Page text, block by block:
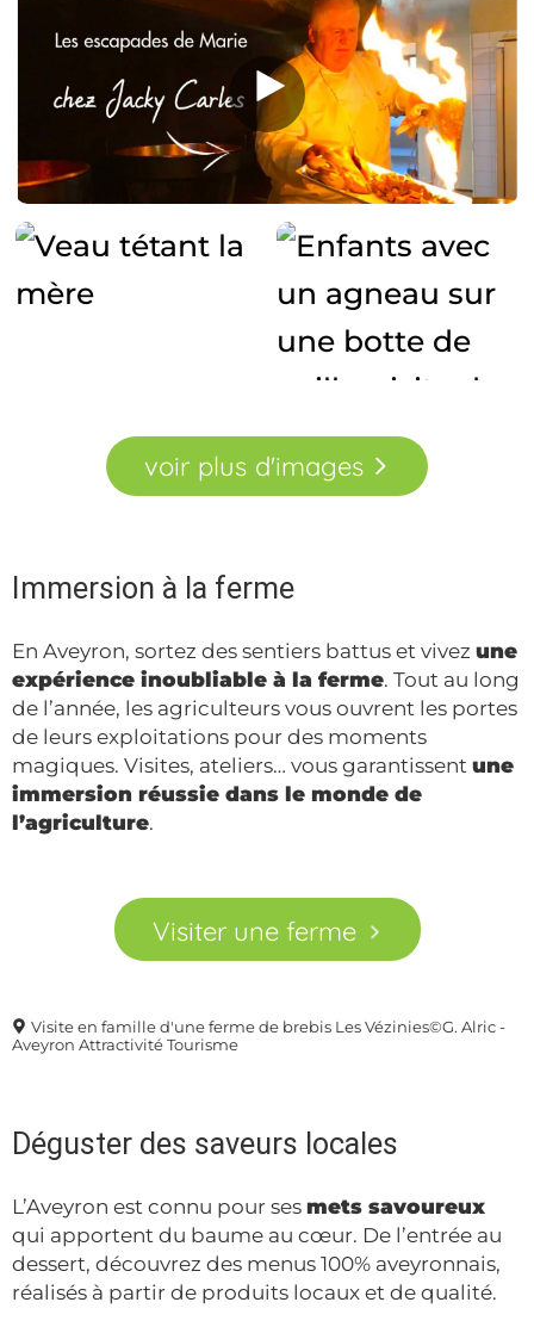
voir plus d'images
Visite en famille d'une ferme de brebis Les Vézinies©G. Alric -
Aveyron Attractivité Tourisme
Immersion à la ferme
En Aveyron, sortez des sentiers battus et vivez une
expérience inoubliable à la ferme. Tout au long
de l’année, les agriculteurs vous ouvrent les portes
de leurs exploitations pour des moments
magiques. Visites, ateliers… vous garantissent une
immersion réussie dans le monde de
l’agriculture.
Visiter une ferme
Déguster des saveurs locales
L’Aveyron est connu pour ses mets savoureux
qui apportent du baume au cœur. De l’entrée au
dessert, découvrez des menus 100% aveyronnais,
réalisés à partir de produits locaux et de qualité.